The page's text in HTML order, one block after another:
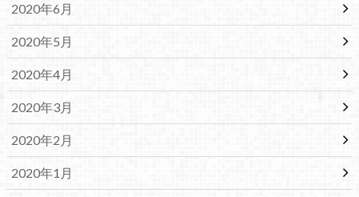
2020年6月
2020年5月
2020年4月
2020年3月
2020年2月
2020年1月